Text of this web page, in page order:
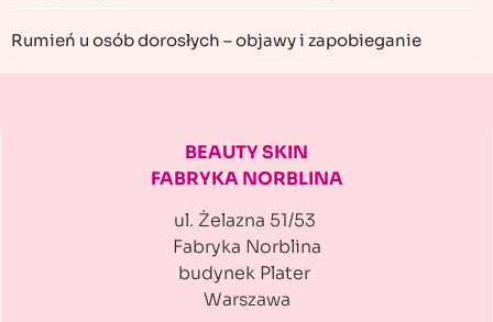
Rumień u osób dorosłych – objawy i zapobieganie
BEAUTY SKIN
FABRYKA NORBLINA
ul. Żelazna 51/53
Fabryka Norblina
budynek Plater
Warszawa